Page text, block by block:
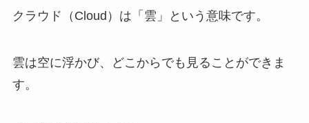
クラウド（Cloud）は「雲」という意味です。
雲は空に浮かび、どこからでも見ることができま
す。